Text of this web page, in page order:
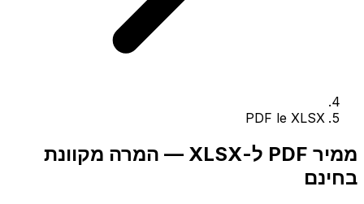
PDF le XLSX
ממיר PDF ל-XLSX — המרה מקוונת
בחינם